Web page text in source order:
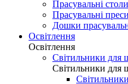
Прасувальні столи
Прасувальні преси
Дошки
Освітлення
Освітлення
Світильники
Світильники